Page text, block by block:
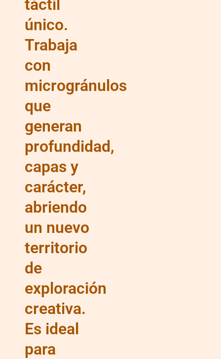
táctil
único.
Trabaja
con
microgránulos
que
generan
profundidad,
capas y
carácter,
abriendo
un nuevo
territorio
de
exploración
creativa.
Es ideal
para